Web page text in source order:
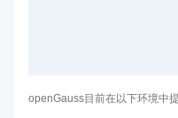
openGauss目前在以下环境中